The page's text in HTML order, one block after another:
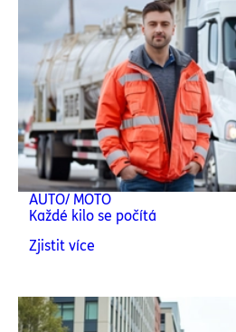
AUTO/ MOTO
Každé kilo se počítá
Zjistit více